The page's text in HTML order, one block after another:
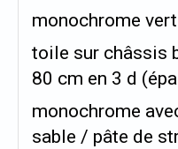
monochrome
toile sur châssis
80 cm en 3 d
monochrome
sable / pâte de